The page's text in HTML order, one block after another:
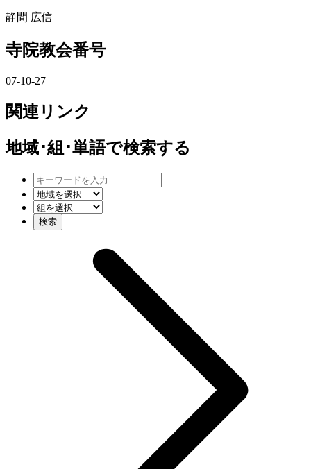
静間 広信
寺院教会番号
07-10-27
関連リンク
地域･組･単語で検索する